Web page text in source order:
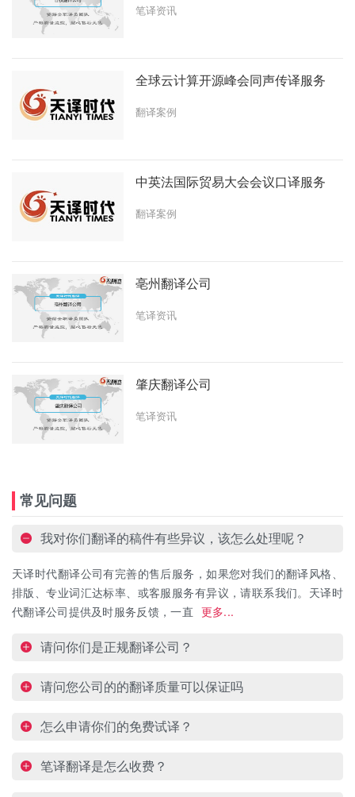
笔译资讯
全球云计算开源峰会同声传译服务
翻译案例
中英法国际贸易大会会议口译服务
翻译案例
亳州翻译公司
笔译资讯
肇庆翻译公司
笔译资讯
常见问题
我对你们翻译的稿件有些异议，该怎么处理呢？
天译时代翻译公司有完善的售后服务，如果您对我们的翻译风格、
排版、专业词汇达标率、或客服服务有异议，请联系我们。天译时
代翻译公司提供及时服务反馈，一直
更多...
请问你们是正规翻译公司？
请问您公司的的翻译质量可以保证吗
怎么申请你们的免费试译？
笔译翻译是怎么收费？